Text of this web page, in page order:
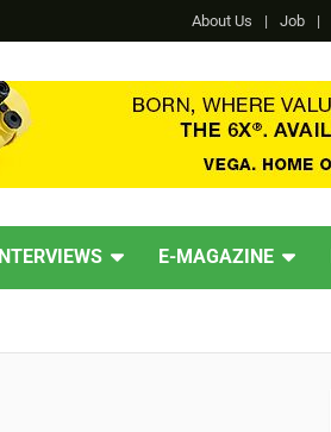
About Us Job
INTERVIEWS E-MAGAZINE